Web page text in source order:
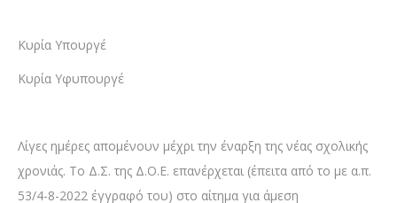
Κυρία Υπουργέ
Κυρία Υφυπουργέ
Λίγες ημέρες απομένουν μέχρι την έναρξη της νέας σχολικής
χρονιάς. Το Δ.Σ. της Δ.Ο.Ε. επανέρχεται (έπειτα από το με α.π.
53/4-8-2022 έγγραφό του) στο αίτημα για άμεση